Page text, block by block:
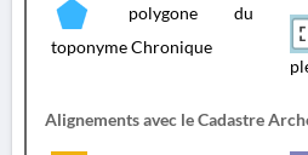
polygone du
toponyme Chronique
Alignements avec le Cadastre